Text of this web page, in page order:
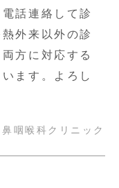
話連絡して診
外来以外の診
方に対応する
ます。よろし
咽喉科クリニック